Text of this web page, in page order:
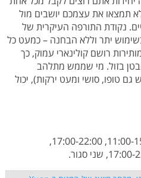
תמצאו את עצמכם יושבים מול
נקודת התורפה העיקרית של
יתר וללא הבחנה – כמעט כל
רושם קולינארי עמוק, כך
בזול. מי שממש מתלהב
טופו, סושי ומעט ירקות), יכול
שעות פתיחה: שלישי-שישי 11:00-15:00, 17:00-22:00,